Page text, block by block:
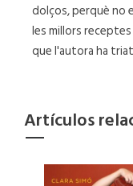
dolços, perquè no
les millors
que l'autora ha
Artículos